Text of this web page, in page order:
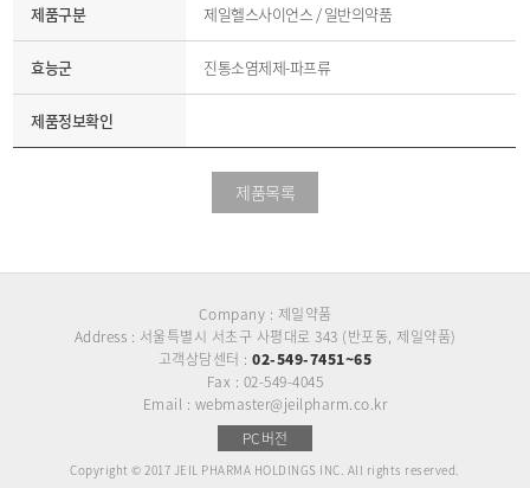
제품구분 제일헬스사이언스 / 일반의약품
효능군 진통소염제제-파프류
제품정보확인
제품목록
Company : 제일약품
Address : 서울특별시 서초구 사평대로 343 (반포동, 제일약품)
고객상담센터 :02-549-7451~65
Fax : 02-549-4045
Email : webmaster@jeilpharm.co.kr
PC버전
Copyright © 2017 JEIL PHARMA HOLDINGS INC. All rights reserved.